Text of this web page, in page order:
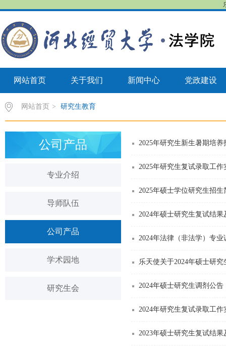
网站首页 关于我们 新闻中心 党政建设
网站首页 > 研究生教育
公司产品
专业介绍
导师队伍
公司产品
学术园地
研究生会
2025年研究生新生暑期培养
2025年研究生复试录取工作
2025年硕士学位研究生招生
2024年硕士研究生复试结
2024年法律（非法学）专
乐天使关于2024年硕士研
2024年硕士研究生调剂公告
2024年研究生复试录取工作
2023年硕士研究生复试结